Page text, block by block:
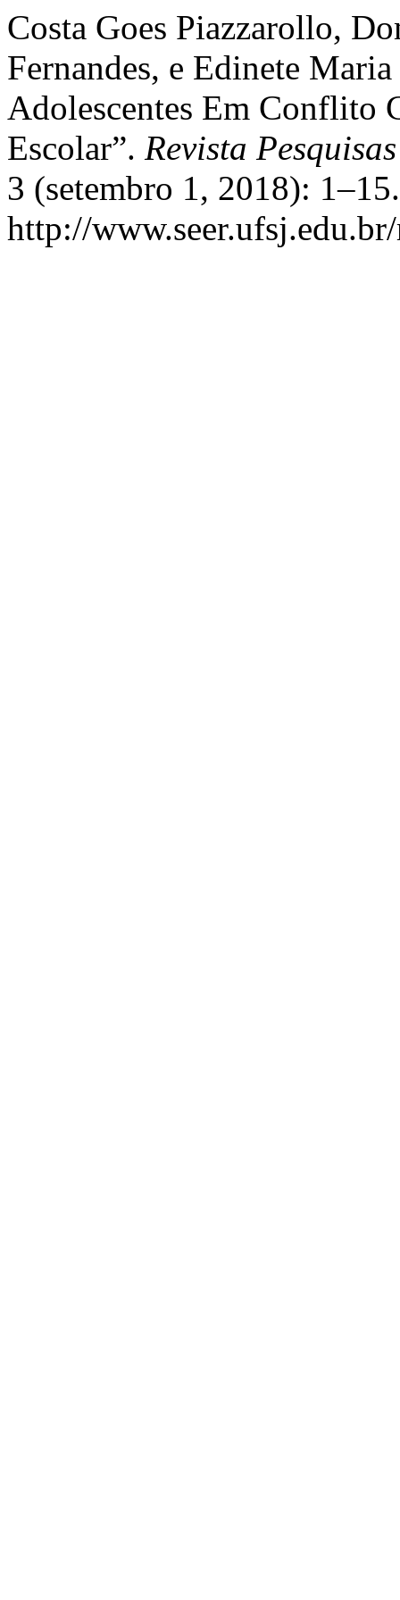
Costa Goes Piazzarollo,
Fernandes, e Edinete
Adolescentes Em Conflito
Escolar”. Revista
3 (setembro 1, 2018):
http://